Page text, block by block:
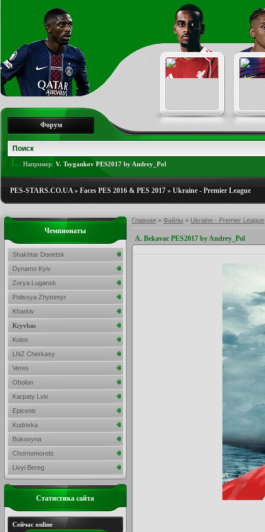
Форум
Например: V. Tsygankov PES2017 by Andrey_Pol
PES-STARS.CO.UA» Faces PES 2016 & PES 2017 » Ukraine - Premier League
Главная » Файлы » Ukraine - Premier League
A. Bekavac PES2017 by Andrey_Pol
Чемпионаты
Shakhtar Donetsk
Dynamo Kyiv
Zorya Lugansk
Polissya Zhytomyr
Kharkiv
Kryvbas
Kolos
LNZ Cherkasy
Veres
Obolon
Karpaty Lviv
Epicentr
Kudrivka
Bukovyna
Chornomorets
Livyi Bereg
Статистика сайта
Сейчас online